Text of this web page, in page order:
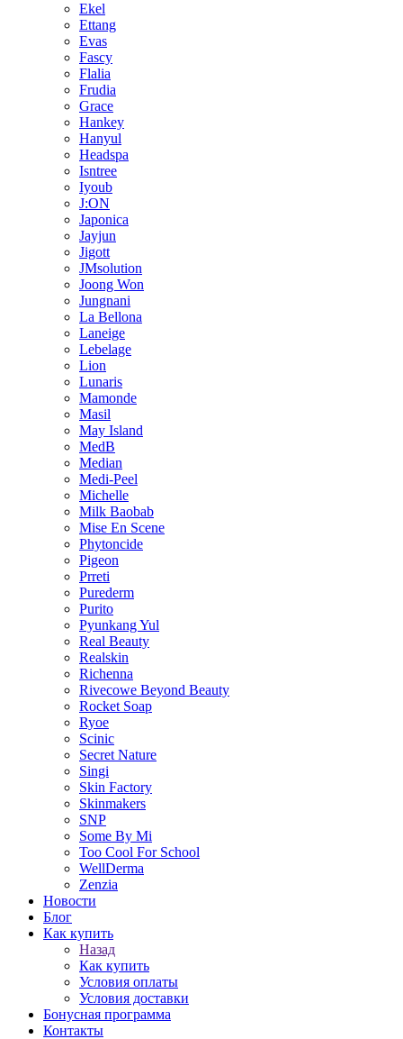
Ekel
Ettang
Evas
Fascy
Flalia
Frudia
Grace
Hankey
Hanyul
Headspa
Isntree
Iyoub
J:ON
Japonica
Jayjun
Jigott
JMsolution
Joong Won
Jungnani
La Bellona
Laneige
Lebelage
Lion
Lunaris
Mamonde
Masil
May Island
MedB
Median
Medi-Peel
Michelle
Milk Baobab
Mise En Scene
Phytoncide
Pigeon
Prreti
Purederm
Purito
Pyunkang Yul
Real Beauty
Realskin
Richenna
Rivecowe Beyond Beauty
Rocket Soap
Ryoe
Scinic
Secret Nature
Singi
Skin Factory
Skinmakers
SNP
Some By Mi
Too Cool For School
WellDerma
Zenzia
Новости
Блог
Как купить
Назад
Как купить
Условия оплаты
Условия доставки
Бонусная программа
Контакты